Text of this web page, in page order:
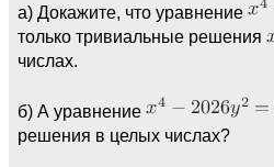
а) Докажите, что уравнение
только тривиальные решения
числах.
б) А уравнение
решения в целых числах?